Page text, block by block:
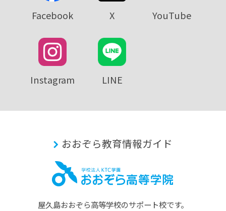
Facebook X YouTube
Instagram LINE
おおぞら教育情報ガイド
屋久島おおぞら⾼等学校のサポート校です。